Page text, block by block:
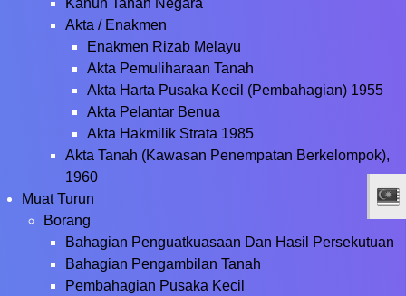
Kanun Tanah Negara
Akta / Enakmen
Enakmen Rizab Melayu
Akta Pemuliharaan Tanah
Akta Harta Pusaka Kecil (Pembahagian) 1955
Akta Pelantar Benua
Akta Hakmilik Strata 1985
Akta Tanah (Kawasan Penempatan Berkelompok),
1960
Muat Turun
Borang
Bahagian Penguatkuasaan Dan Hasil Persekutuan
Bahagian Pengambilan Tanah
Pembahagian Pusaka Kecil